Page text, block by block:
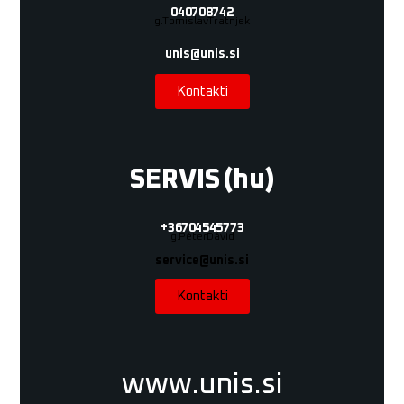
040 708 742
g. Tomislav Tratnjek
unis@unis.si
Kontakti
SERVIS (hu)
+36 70 454 5773
g. Péter Dávid
service@unis.si
Kontakti
www.unis.si